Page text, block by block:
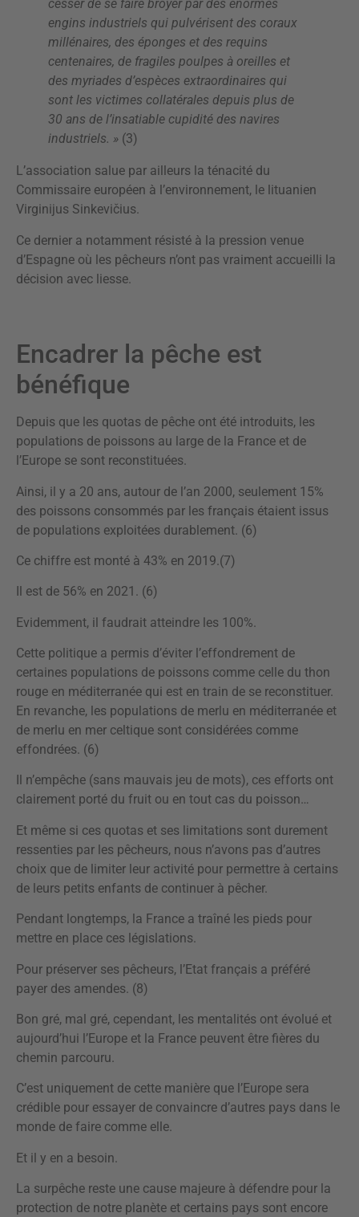
cesser de se faire broyer par des énormes
engins industriels qui pulvérisent des coraux
millénaires, des éponges et des requins
centenaires, de fragiles poulpes à oreilles et
des myriades d’espèces extraordinaires qui
sont les victimes collatérales depuis plus de
30 ans de l’insatiable cupidité des navires
industriels. » (3)
L’association salue par ailleurs la ténacité du
Commissaire européen à l’environnement, le lituanien
Virginijus Sinkevičius.
Ce dernier a notamment résisté à la pression venue
d’Espagne où les pêcheurs n’ont pas vraiment accueilli la
décision avec liesse.
Encadrer la pêche est
bénéfique
Depuis que les quotas de pêche ont été introduits, les
populations de poissons au large de la France et de
l’Europe se sont reconstituées.
Ainsi, il y a 20 ans, autour de l’an 2000, seulement 15%
des poissons consommés par les français étaient issus
de populations exploitées durablement. (6)
Ce chiffre est monté à 43% en 2019.(7)
Il est de 56% en 2021. (6)
Evidemment, il faudrait atteindre les 100%.
Cette politique a permis d’éviter l’effondrement de
certaines populations de poissons comme celle du thon
rouge en méditerranée qui est en train de se reconstituer.
En revanche, les populations de merlu en méditerranée et
de merlu en mer celtique sont considérées comme
effondrées. (6)
Il n’empêche (sans mauvais jeu de mots), ces efforts ont
clairement porté du fruit ou en tout cas du poisson…
Et même si ces quotas et ses limitations sont durement
ressenties par les pêcheurs, nous n’avons pas d’autres
choix que de limiter leur activité pour permettre à certains
de leurs petits enfants de continuer à pêcher.
Pendant longtemps, la France a traîné les pieds pour
mettre en place ces législations.
Pour préserver ses pêcheurs, l’Etat français a préféré
payer des amendes. (8)
Bon gré, mal gré, cependant, les mentalités ont évolué et
aujourd’hui l’Europe et la France peuvent être fières du
chemin parcouru.
C’est uniquement de cette manière que l’Europe sera
crédible pour essayer de convaincre d’autres pays dans le
monde de faire comme elle.
Et il y en a besoin.
La surpêche reste une cause majeure à défendre pour la
protection de notre planète et certains pays sont encore